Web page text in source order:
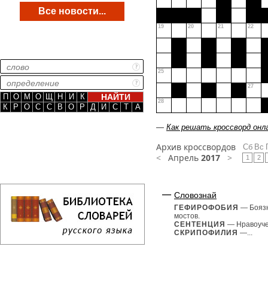
Все новости...
П О М О Щ Н И
К
К
Р О С С В О Р Д И С Т А
19 20 21 22
25
27
28
— Как решать кроссворд
Архив кроссвордов
< Апрель 2017 >
Сб
1
Вс
2
Словознай
ГЕФИРОФОБИЯ —
мостов.
СЕНТЕНЦИЯ —
СКРИПОФИЛИЯ —...